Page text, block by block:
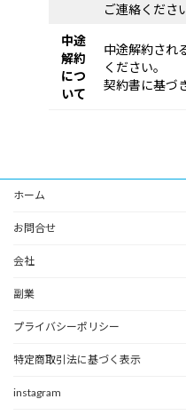
ご連絡くださ
中途
解約
につ
いて
中途解約され
ください。
契約書に基づ
ホーム
お問合せ
会社
副業
プライバシーポリシー
特定商取引法に基づく表示
instagram